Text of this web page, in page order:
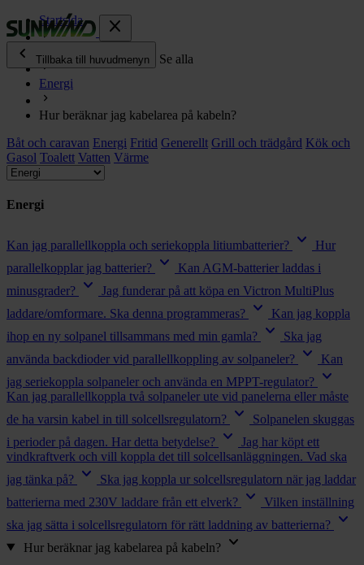
close
chevron_left
Tillbaka till huvudmenyn Se alla
Energi
chevron_right
Värme chevron_right
Vatten chevron_right
Lacanche
Reservdelar chevron_right
Startsida
Energi
Hur beräknar jag kabelarea på kabeln?
Båt och caravan Energi Fritid Generellt Grill och trädgård Kök och
Gasol Toalett Vatten Värme
Energi
Kan jag parallellkoppla och seriekoppla litiumbatterier? keyboard_arrow_down
Hur
parallelkopplar jag batterier? keyboard_arrow_down
Kan AGM-batterier laddas i
minusgrader? keyboard_arrow_down
Jag funderar på att köpa en Victron MultiPlus
laddare/omformare. Ska denna programmeras? keyboard_arrow_down
Kan jag koppla
ihop en ny solpanel tillsammans med min gamla? keyboard_arrow_down
Ska jag
använda backdioder vid parallellkoppling av solpaneler? keyboard_arrow_down
Kan
jag seriekoppla solpaneler och använda en MPPT-regulator? keyboard_arrow_down
Kan jag parallellkoppla två solpaneler ute vid panelerna eller måste
de ha varsin kabel in till solcellsregulatorn? keyboard_arrow_down
Solpanelen skuggas
i perioder på dagen. Har detta betydelse? keyboard_arrow_down
Jag har köpt ett
vindkraftverk och vill koppla det till solcellsanläggningen. Vad ska
jag tänka på? keyboard_arrow_down
Ska jag koppla ur solcellsregulatorn när jag laddar
batterierna med 230V laddare från ett elverk? keyboard_arrow_down
Vilken inställning
ska jag sätta i solcellsregulatorn för rätt laddning av batterierna? keyboard_arrow_down
Hur beräknar jag kabelarea på kabeln? keyboard_arrow_down